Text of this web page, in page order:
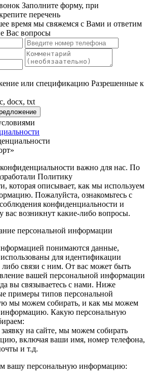
Заполните форму, при
перечень
время мы свяжемся с Вами и ответим
Вас вопросы
или спецификацию Разрешенные к
docx, txt
важно для нас. По
Политику
которая описывает, как мы используем
Пожалуйста, ознакомьтесь с
конфиденциальности и
вас возникнут какие-либо вопросы.
персональной информации
понимаются данные,
для идентификации
либо связи с ним. От вас может быть
вашей персональной информации
вы связываетесь с нами. Ниже
примеры типов персональной
мы можем собирать, и как мы можем
информацию. Какую персональную
заявку на сайте, мы можем собирать
включая ваши имя, номер телефона,
и т.д.
вашу персональную информацию: